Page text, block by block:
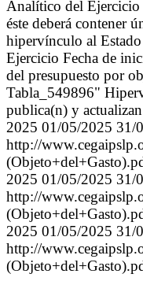
Analítico del Ejercicio
éste deberá contener
hipervínculo al
Ejercicio Fecha de
del presupuesto por
Tabla_549896"
publica(n) y
2025 01/05/2025 31/
http://
2025 01/05/2025 31/
http://
2025 01/05/2025 31/
http://